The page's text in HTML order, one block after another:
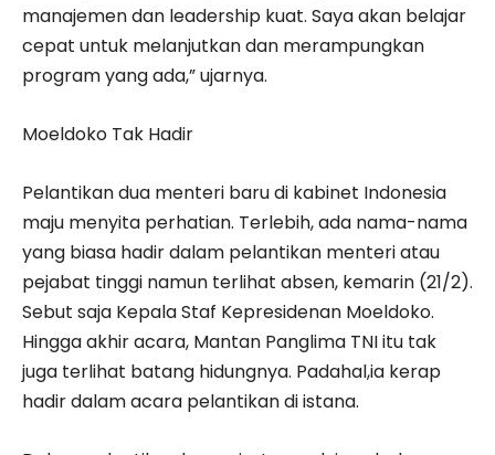
manajemen dan leadership kuat. Saya akan belajar
cepat untuk melanjutkan dan merampungkan
program yang ada,” ujarnya.
Moeldoko Tak Hadir
Pelantikan dua menteri baru di kabinet Indonesia
maju menyita perhatian. Terlebih, ada nama-nama
yang biasa hadir dalam pelantikan menteri atau
pejabat tinggi namun terlihat absen, kemarin (21/2).
Sebut saja Kepala Staf Kepresidenan Moeldoko.
Hingga akhir acara, Mantan Panglima TNI itu tak
juga terlihat batang hidungnya. Padahal,ia kerap
hadir dalam acara pelantikan di istana.